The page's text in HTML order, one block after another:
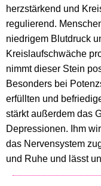
herzstärkend und
regulierend.
niedrigem Blutdruck
Kreislaufschwäche
nimmt dieser Stein
Besonders bei
erfüllten und
stärkt außerdem das
Depressionen. Ihm
das Nervensystem
und Ruhe und lässt